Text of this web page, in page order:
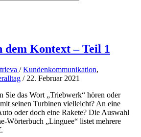
dem Kontext – Teil 1
/Kundenkommunikation,
/ 22. Februar 2021
Sie das Wort „Triebwerk“ hören oder
seinen Turbinen vielleicht? An eine
oder doch eine Rakete? Die Auswahl
Wörterbuch „Linguee“ listet mehrere